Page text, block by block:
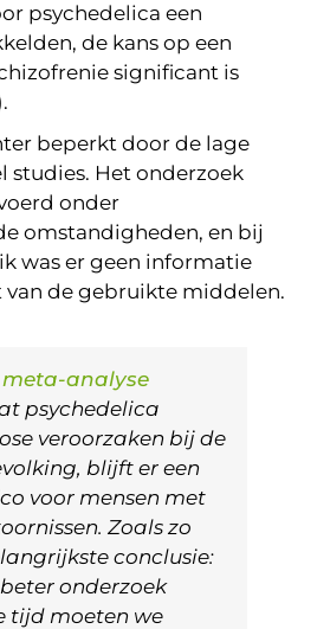
psychedelica een
de kans op een
significant is
beperkt door de lage
studies. Het onderzoek
onder
omstandigheden, en bij
was er geen informatie
de gebruikte middelen.
meta-analyse
psychedelica
veroorzaken bij de
blijft er een
voor mensen met
Zoals zo
conclusie:
onderzoek
tijd moeten we